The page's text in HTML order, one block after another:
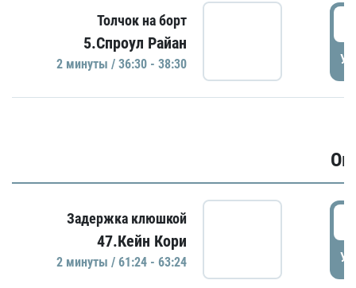
Толчок на борт
5.Спроул Райан
2 минуты / 36:30 - 38:30
Задержка клюшкой
47.Кейн Кори
2 минуты / 61:24 - 63:24